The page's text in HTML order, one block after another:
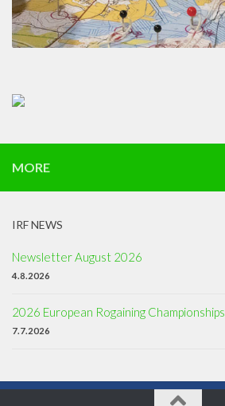
MORE
IRF NEWS
Newsletter August 2026
4.8.2026
2026 European Rogaining Championships
7.7.2026